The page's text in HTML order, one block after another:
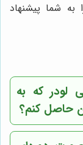
به شما پیشنهاد
لودر که به
حاصل کنم؟